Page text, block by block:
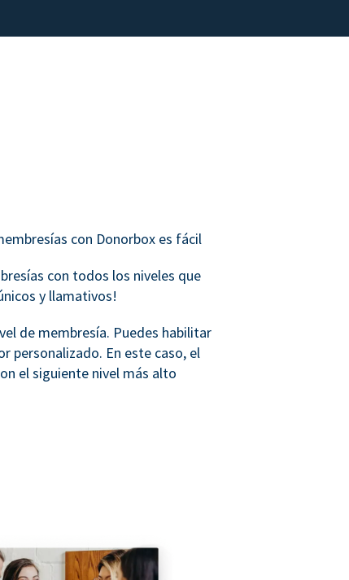
con Donorbox es fácil
con todos los niveles que
y llamativos!
de membresía. Puedes habilitar
personalizado. En este caso, el
el siguiente nivel más alto